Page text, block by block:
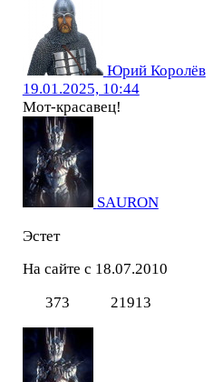
Юрий Королёв
19.01.2025, 10:44
Мот-красавец!
SAURON
Эстет
На сайте с 18.07.2010
373
21913